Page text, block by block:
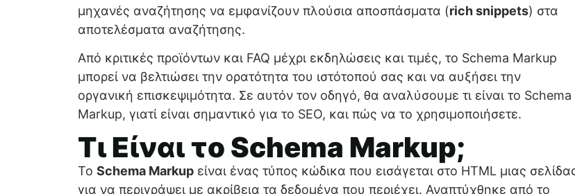
μηχανές αναζήτησης να εμφανίζουν πλούσια αποσπάσματα (rich snippets) στα
αποτελέσματα αναζήτησης.
Από κριτικές προϊόντων και FAQ μέχρι εκδηλώσεις και τιμές, το Schema Markup
μπορεί να βελτιώσει την ορατότητα του ιστότοπού σας και να αυξήσει την
οργανική επισκεψιμότητα. Σε αυτόν τον οδηγό, θα αναλύσουμε τι είναι το Schema
Markup, γιατί είναι σημαντικό για το SEO, και πώς να το χρησιμοποιήσετε.
Τι Είναι το Schema Markup;
Το Schema Markup είναι ένας τύπος κώδικα που εισάγεται στο HTML μιας
για να περιγράψει με ακρίβεια τα δεδομένα που περιέχει. Αναπτύχθηκε από το